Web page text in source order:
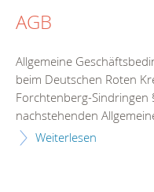
AGB
Allgemeine
beim Deutschen Roten
Forchtenberg-Sindringen
nachstehenden
Weiterlesen